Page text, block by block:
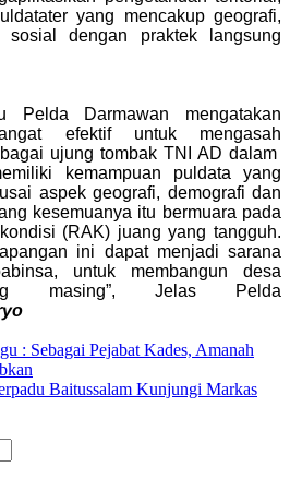
yang mencakup geografi,
dengan praktek langsung
Pelda Darmawan mengatakan
efektif untuk mengasah
ujung tombak TNI AD dalam
kemampuan puldata yang
aspek geografi, demografi dan
kesemuanya itu bermuara pada
(RAK) juang yang tangguh.
ini dapat menjadi sarana
untuk membangun desa
masing”, Jelas Pelda
: Sebagai Pejabat Kades, Amanah
Baitussalam Kunjungi Markas